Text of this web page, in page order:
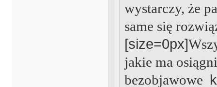
wystarczy, że
same się
[size=0px]
jakie ma
bezobjawowe